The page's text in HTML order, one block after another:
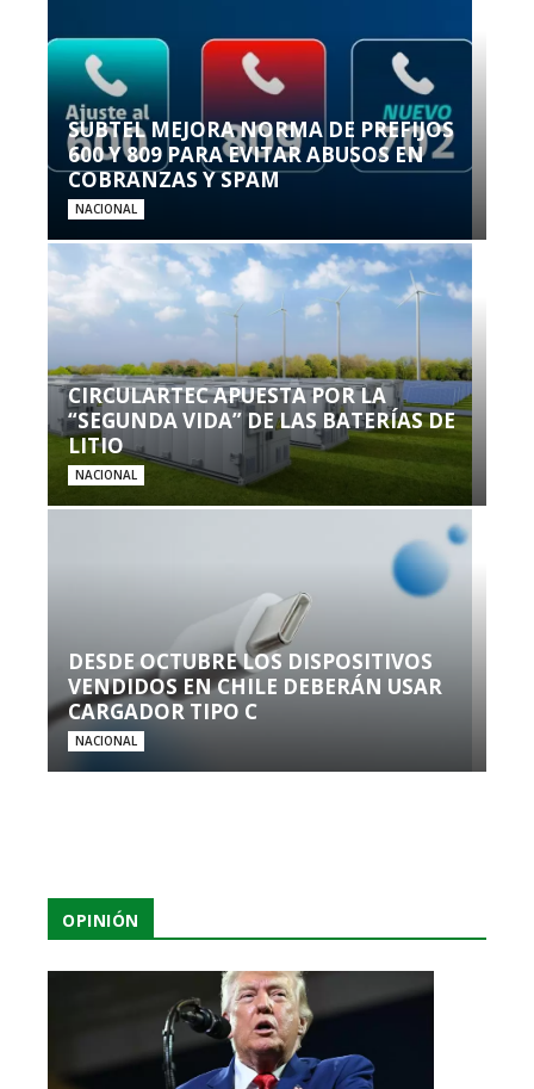
SUBTEL MEJORA NORMA DE PREFIJOS
600 Y 809 PARA EVITAR ABUSOS EN
COBRANZAS Y SPAM
NACIONAL
CIRCULARTEC APUESTA POR LA
“SEGUNDA VIDA” DE LAS BATERÍAS DE
LITIO
NACIONAL
DESDE OCTUBRE LOS DISPOSITIVOS
VENDIDOS EN CHILE DEBERÁN USAR
CARGADOR TIPO C
NACIONAL
OPINIÓN